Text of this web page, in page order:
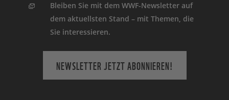
Bleiben Sie mit dem WWF-Newsletter auf
dem aktuellsten Stand – mit Themen, die
Sie interessieren.
NEWSLETTER JETZT ABONNIEREN!